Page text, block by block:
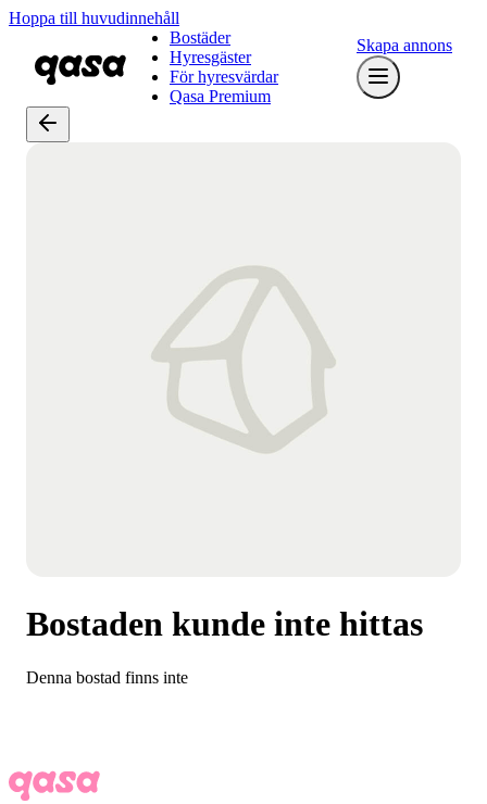
Hoppa till huvudinnehåll
Bostäder
Hyresgäster
För hyresvärdar
Qasa Premium
Skapa annons
Bostaden kunde inte hittas
Denna bostad finns inte